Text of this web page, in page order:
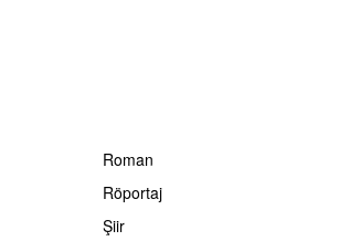
Roman
Röportaj
Şiir